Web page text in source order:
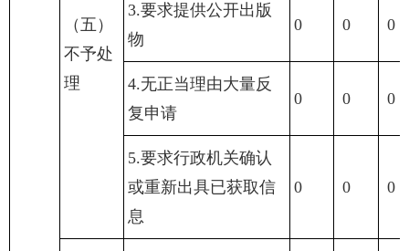
（五）
不予处
理
3.要求提供公开出版
物
0 0 0
4.无正当理由大量反
复申请
0 0 0
5.要求行政机关确认
或重新出具已获取信
息
0 0 0